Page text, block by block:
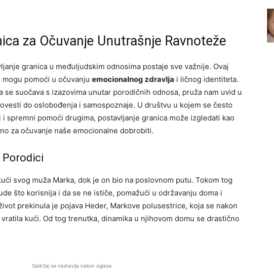
za Očuvanje Unutrašnje Ravnoteže
granica u međuljudskim odnosima postaje sve važnije. Ovaj
pomoći u očuvanju emocionalnog zdravlja i ličnog identiteta.
se suočava s izazovima unutar porodičnih odnosa, pruža nam uvid u
do oslobođenja i samospoznaje. U društvu u kojem se često
spremni pomoći drugima, postavljanje granica može izgledati kao
za očuvanje naše emocionalne dobrobiti.
Porodici
svog muža Marka, dok je on bio na poslovnom putu. Tokom tog
što korisnija i da se ne ističe, pomažući u održavanju doma i
prekinula je pojava Heder, Markove polusestrice, koja se nakon
kući. Od tog trenutka, dinamika u njihovom domu se drastično
Sadržaj se nastavlja nakon oglasa